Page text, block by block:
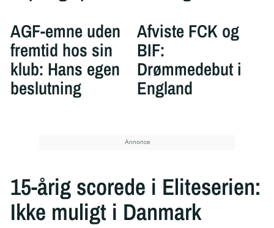
AGF-emne uden
fremtid hos sin
klub: Hans egen
beslutning
Afviste FCK og
BIF:
Drømmedebut i
England
15-årig scorede i Eliteserien:
Ikke muligt i Danmark